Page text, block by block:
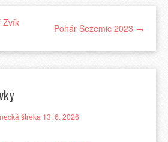
Zvík
Pohár Sezemic 2023 →
štreka 13. 6. 2026